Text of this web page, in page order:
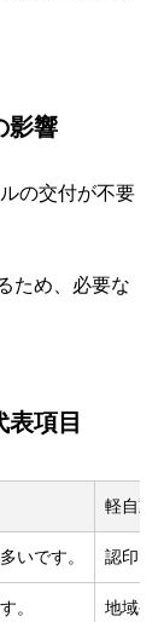
影響
の交付が不要
ため、必要な
項目
軽自動
いです。 認印で
。 地域や